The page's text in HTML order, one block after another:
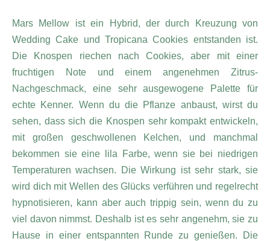
Mars Mellow ist ein Hybrid, der durch Kreuzung von
Wedding Cake und Tropicana Cookies entstanden ist.
Die Knospen riechen nach Cookies, aber mit einer
fruchtigen Note und einem angenehmen Zitrus-
Nachgeschmack, eine sehr ausgewogene Palette für
echte Kenner. Wenn du die Pflanze anbaust, wirst du
sehen, dass sich die Knospen sehr kompakt entwickeln,
mit großen geschwollenen Kelchen, und manchmal
bekommen sie eine lila Farbe, wenn sie bei niedrigen
Temperaturen wachsen. Die Wirkung ist sehr stark, sie
wird dich mit Wellen des Glücks verführen und regelrecht
hypnotisieren, kann aber auch trippig sein, wenn du zu
viel davon nimmst. Deshalb ist es sehr angenehm, sie zu
Hause in einer entspannten Runde zu genießen. Die